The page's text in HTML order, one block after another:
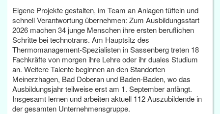
Eigene Projekte gestalten, im Team an Anlagen tüfteln und
schnell Verantwortung übernehmen: Zum Ausbildungsstart
2026 machen 34 junge Menschen ihre ersten beruflichen
Schritte bei technotrans. Am Hauptsitz des
Thermomanagement-Spezialisten in Sassenberg treten 18
Fachkräfte von morgen ihre Lehre oder ihr duales Studium
an. Weitere Talente beginnen an den Standorten
Meinerzhagen, Bad Doberan und Baden-Baden, wo das
Ausbildungsjahr teilweise erst am 1. September anfängt.
Insgesamt lernen und arbeiten aktuell 112 Auszubildende in
der gesamten Unternehmensgruppe.